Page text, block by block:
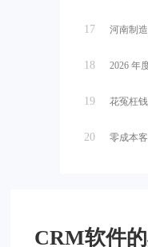
17 河南制
18 2026 年
19 花冤枉
20 零成本
CRM软件